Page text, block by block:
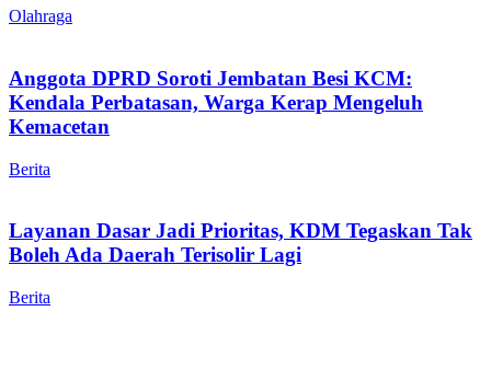
Olahraga
Anggota DPRD Soroti Jembatan Besi KCM:
Kendala Perbatasan, Warga Kerap Mengeluh
Kemacetan
Berita
Layanan Dasar Jadi Prioritas, KDM Tegaskan Tak
Boleh Ada Daerah Terisolir Lagi
Berita